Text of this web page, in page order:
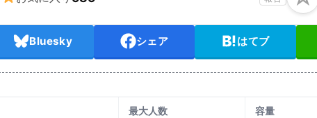
Bluesky シェア はてブ
最大人数 容量